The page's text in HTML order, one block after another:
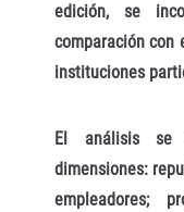
edición, se
comparación con
instituciones
El análisis se
dimensiones:
empleadores;